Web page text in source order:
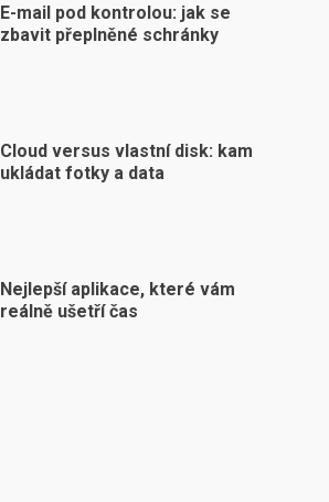
E-mail pod kontrolou: jak se
zbavit přeplněné schránky
Cloud versus vlastní disk: kam
ukládat fotky a data
Nejlepší aplikace, které vám
reálně ušetří čas